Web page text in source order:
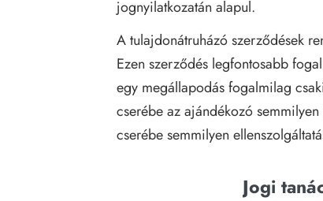
jognyilatkozatán alapul.
A tulajdonátruházó szerződések
Ezen szerződés legfontosabb
egy megállapodás fogalmilag
cserébe az ajándékozó
cserébe semmilyen
Jogi